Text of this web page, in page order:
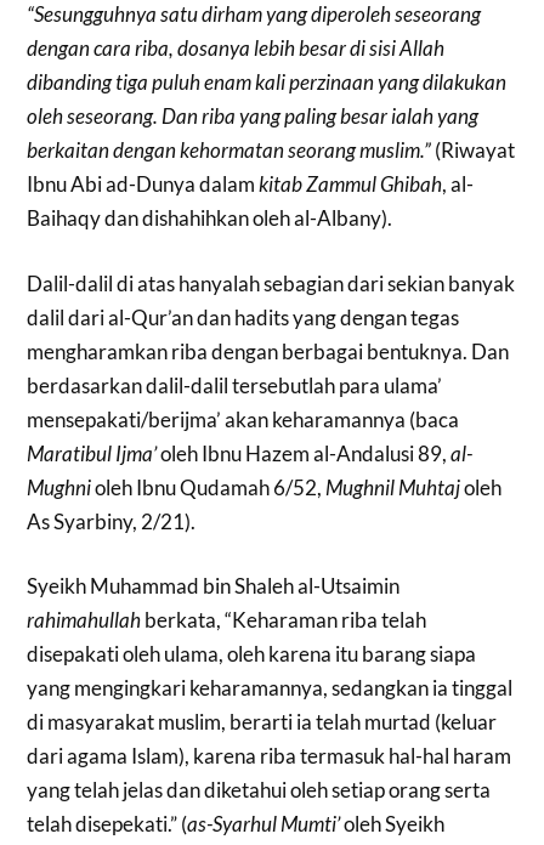
“Sesungguhnya satu dirham yang diperoleh seseorang
dengan cara riba, dosanya lebih besar di sisi Allah
dibanding tiga puluh enam kali perzinaan yang dilakukan
oleh seseorang. Dan riba yang paling besar ialah yang
berkaitan dengan kehormatan seorang muslim.”(Riwayat
Ibnu Abi ad-Dunya dalamkitab Zammul Ghibah, al-
Baihaqy dan dishahihkan oleh al-Albany).
Dalil-dalil di atas hanyalah sebagian dari sekian banyak
dalil dari al-Qur’an dan hadits yang dengan tegas
mengharamkan riba dengan berbagai bentuknya. Dan
berdasarkan dalil-dalil tersebutlah para ulama’
mensepakati/berijma’ akan keharamannya (baca
Maratibul Ijma’oleh Ibnu Hazem al-Andalusi 89,al-
Mughnioleh Ibnu Qudamah 6/52, Mughnil Muhtajoleh
As Syarbiny, 2/21).
Syeikh Muhammad bin Shaleh al-Utsaimin
rahimahullahberkata, “Keharaman riba telah
disepakati oleh ulama, oleh karena itu barang siapa
yang mengingkari keharamannya, sedangkan ia tinggal
di masyarakat muslim, berarti ia telah murtad (keluar
dari agama Islam), karena riba termasuk hal-hal haram
yang telah jelas dan diketahui oleh setiap orang serta
telah disepekati.” (as-Syarhul Mumti’oleh Syeikh